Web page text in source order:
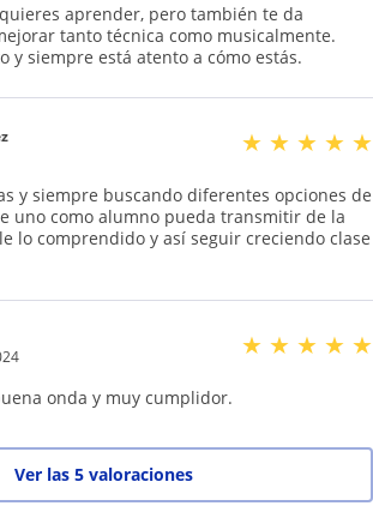
aprender, pero también te da
tanto técnica como musicalmente.
y siempre está atento a cómo estás.
★ ★ ★ ★ ★
y siempre buscando diferentes opciones de
uno como alumno pueda transmitir de la
lo comprendido y así seguir creciendo clase
★ ★ ★ ★ ★
onda y muy cumplidor.
Ver las 5 valoraciones